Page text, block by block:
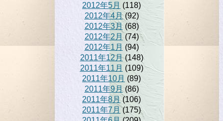
2012年5月 (118)
2012年4月(92)
2012年3月(68)
2012年2月 (74)
2012年1月(94)
2011年12月(148)
2011年11月 (109)
2011年10月 (89)
2011年9月(86)
2011年8月(106)
2011年7月 (175)